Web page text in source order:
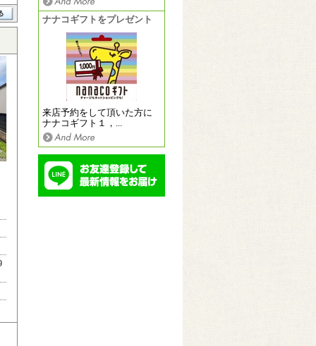
ナナコギフトをプレゼント
来店予約をして頂いた方に
ナナコギフト１，...